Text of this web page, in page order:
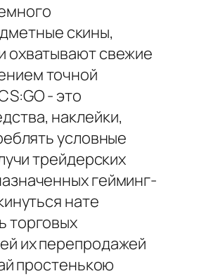
скины,
охватывают свежие
точной
- это
наклейки,
условные
трейдерских
гейминг-
нате
торговых
их перепродажей
простенькою